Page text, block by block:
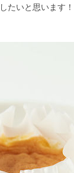
したいと思います！